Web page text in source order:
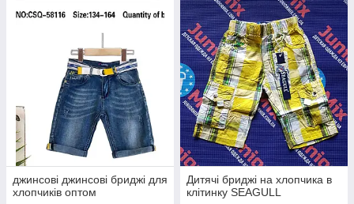
джинсові джинсові бриджі для
хлопчиків оптом
Дитячі бриджі на хлопчика в
клітинку SEAGULL